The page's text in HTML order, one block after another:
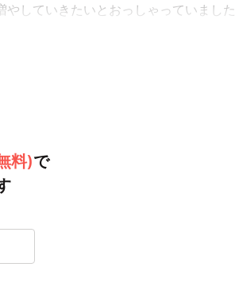
していきたいとおっしゃっていました
料)で